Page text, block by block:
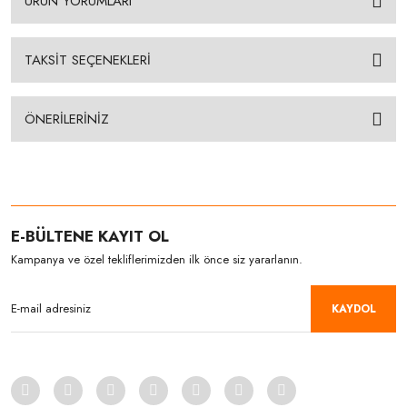
TAKSİT SEÇENEKLERİ
ÖNERİLERİNİZ
E-BÜLTENE KAYIT OL
Kampanya ve özel tekliflerimizden ilk önce siz yararlanın.
KAYDOL